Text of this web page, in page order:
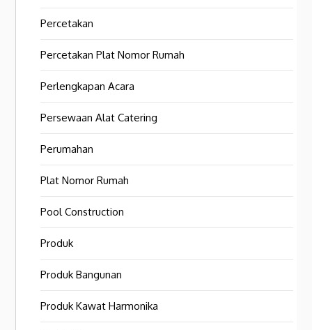
Percetakan
Percetakan Plat Nomor Rumah
Perlengkapan Acara
Persewaan Alat Catering
Perumahan
Plat Nomor Rumah
Pool Construction
Produk
Produk Bangunan
Produk Kawat Harmonika